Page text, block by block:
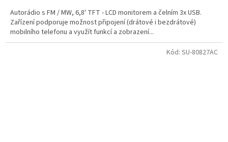
Autorádio s FM / MW, 6,8' TFT - LCD monitorem a čelním 3x USB.
Zařízení podporuje možnost připojení (drátové i bezdrátové)
mobilního telefonu a využít funkcí a zobrazení...
Kód: SU-80827AC